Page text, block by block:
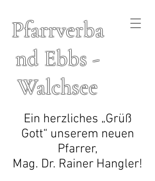
Pfarrverba
nd Ebbs -
Walchsee
Ein herzliches „Grüß
Gott“ unserem neuen
Pfarrer,
Mag. Dr. Rainer Hangler!